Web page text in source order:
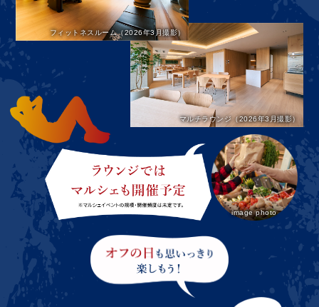
フィットネスルーム（2026年3月撮影）
マルチラウンジ（2026年3月撮影）
image photo